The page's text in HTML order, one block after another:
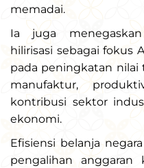
memadai.
Ia juga
hilirisasi sebagai fokus
pada peningkatan nilai
manufaktur,
kontribusi sektor
ekonomi.
Efisiensi belanja
pengalihan